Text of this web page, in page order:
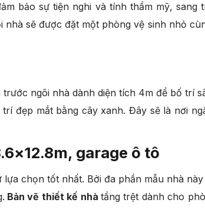
bảo sự tiện nghi và tính thẩm mỹ, sang
sẽ được đặt một phòng vệ sinh nhỏ
trước ngôi nhà dành diện tích 4m để bố trí
đẹp mắt bằng cây xanh. Đây sẽ là nơi
garage ô tô
chọn tốt nhất. Bởi đa phần mẫu nhà
Bản vẽ thiết kế nhà tầng trệt dành cho